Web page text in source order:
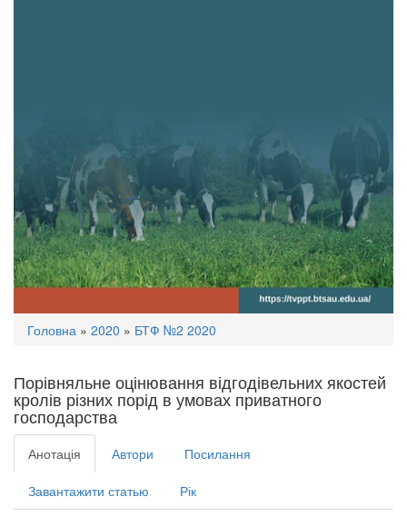
Ви
тут
Головна » 2020 » БТФ №2 2020
Порівняльне оцінювання відгодівельних якостей
кролів різних порід в умовах приватного
господарства
Анотація Автори Посилання
Завантажити статью Рік